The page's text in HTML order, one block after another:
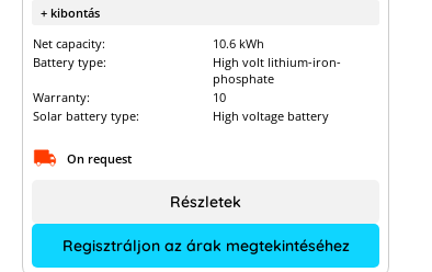
+ kibontás
Net capacity:
10.6 kWh
Battery type:
High volt lithium-iron-
phosphate
Warranty:
10
Solar battery type:
High voltage battery
On request
Regisztráljon az árak megtekintéséhez
Részletek